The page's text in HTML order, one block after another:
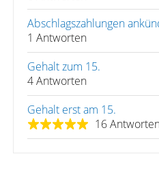
Abschlagszahlungen
1 Antworten
Gehalt zum 15.
4 Antworten
Gehalt erst am 15.
16